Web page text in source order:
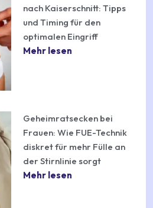
nach Kaiserschnitt: Tipps
und Timing für den
optimalen Eingriff
Mehr lesen
Geheimratsecken bei
Frauen: Wie FUE-Technik
diskret für mehr Fülle an
der Stirnlinie sorgt
Mehr lesen